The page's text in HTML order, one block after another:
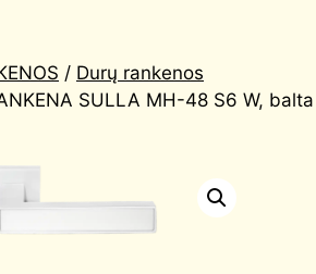
/ Durų rankenos
SULLA MH-48 S6 W, balta